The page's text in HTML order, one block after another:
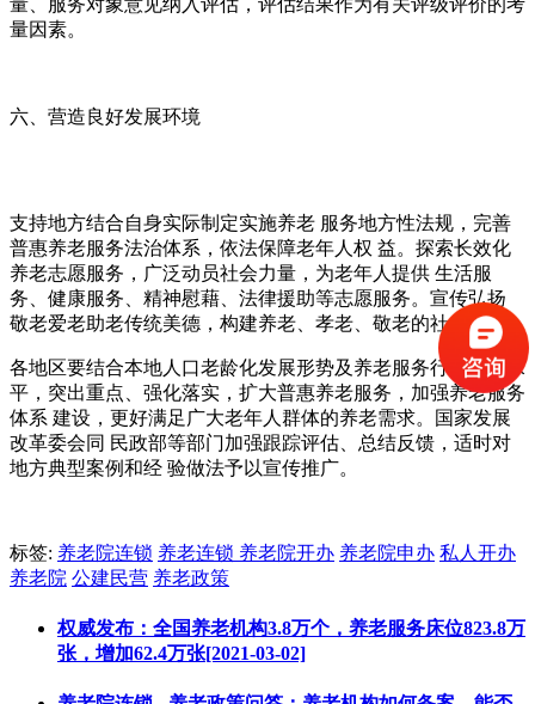
量因素。
六、营造良好发展环境
支持地方结合自身实际制定实施养老 服务地方性法规，完善
普惠养老服务法治体系，依法保障老年人权 益。探索长效化
养老志愿服务，广泛动员社会力量，为老年人提供 生活服
务、健康服务、精神慰藉、法律援助等志愿服务。宣传弘扬
敬老爱老助老传统美德，构建养老、孝老、敬老的社会环境。
各地区要结合本地人口老龄化发展形势及养老服务行业发展水
平，突出重点、强化落实，扩大普惠养老服务，加强养老服务
体系 建设，更好满足广大老年人群体的养老需求。国家发展
改革委会同 民政部等部门加强跟踪评估、总结反馈，适时对
地方典型案例和经 验做法予以宣传推广。
标签: 养老院连锁 养老连锁 养老院开办 养老院申办 私人开办
养老院 公建民营 养老政策
权威发布：全国养老机构3.8万个，养老服务床位823.8万
张，增加62.4万张[2021-03-02]